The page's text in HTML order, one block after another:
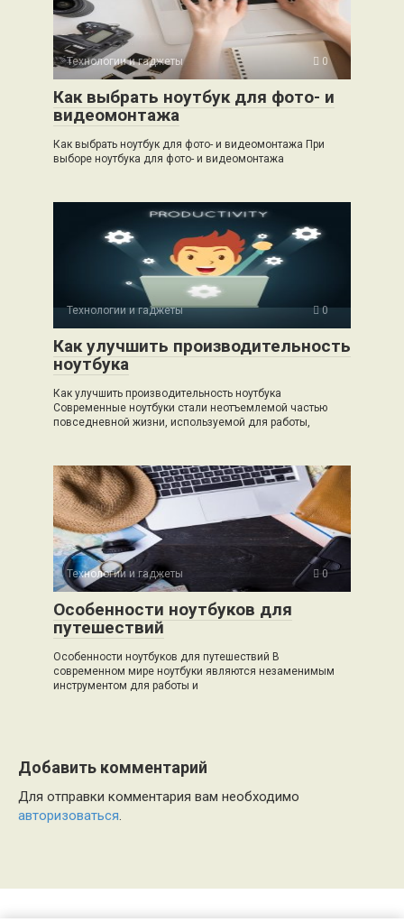
Технологии и гаджеты 0
Как выбрать ноутбук для фото- и
видеомонтажа
Как выбрать ноутбук для фото- и видеомонтажа При
выборе ноутбука для фото- и видеомонтажа
Технологии и гаджеты 0
Как улучшить производительность
ноутбука
Как улучшить производительность ноутбука
Современные ноутбуки стали неотъемлемой частью
повседневной жизни, используемой для работы,
Технологии и гаджеты 0
Особенности ноутбуков для
путешествий
Особенности ноутбуков для путешествий В
современном мире ноутбуки являются незаменимым
инструментом для работы и
Добавить комментарий
Для отправки комментария вам необходимо
авторизоваться